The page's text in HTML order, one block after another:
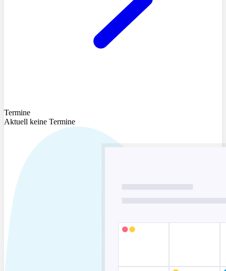
Termine
Aktuell keine Termine